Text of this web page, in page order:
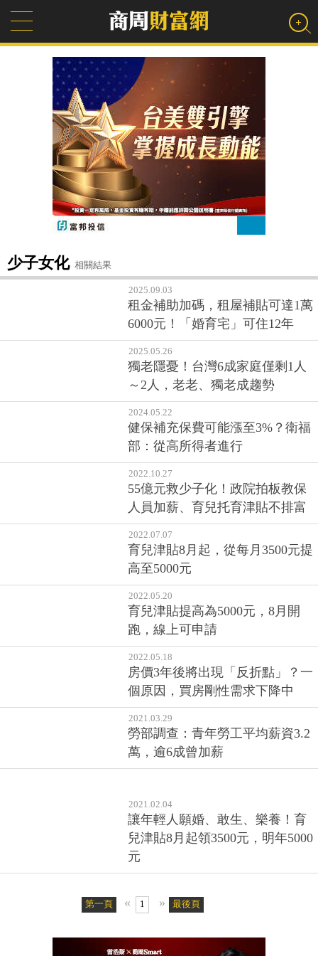
少子女化 相關結果
2025.09.03
租金補助加碼，租屋補貼可達1萬
6000元！「婚育宅」可住12年
2025.05.26
獨老隱憂！台灣6成家庭僅剩1人
～2人，老老、獨老成趨勢
2024.05.22
健保補充保費可能漲至3%？衛福
部：從高所得者進行
2022.10.27
55億元救少子化！政院拍板教保
人員加薪、育兒托育津貼不排富
2022.07.07
育兒津貼8月起，從每月3500元提
高至5000元
2022.05.20
育兒津貼提高為5000元，8月開
跑，線上可申請
2022.05.18
房價3年後將出現「反折點」？一
個原因，買房剛性需求下降中
2021.03.29
勞部調查：青年勞工平均薪資3.2
萬，逾6成曾加薪
2021.02.04
讓年輕人願婚、敢生、樂養！育
兒津貼8月起領3500元，明年5000
元
第一頁 « 1 » 最後頁